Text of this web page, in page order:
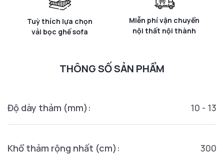
Tuỳ thích lựa chọn
vải bọc ghế sofa
Miễn phí vận chuyển
nội thất nội thành
THÔNG SỐ SẢN PHẨM
Độ dày thảm (mm): 10 - 13
Khổ thảm rộng nhất (cm): 300